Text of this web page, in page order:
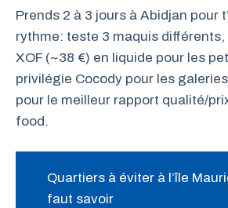
Prends 2 à 3 jours à Abidjan pour
rythme: teste 3 maquis différents,
XOF (~38 €) en liquide pour les
privilégie Cocody pour les
pour le meilleur rapport qualité/
food.
Quartiers à éviter à l’île
faut savoir